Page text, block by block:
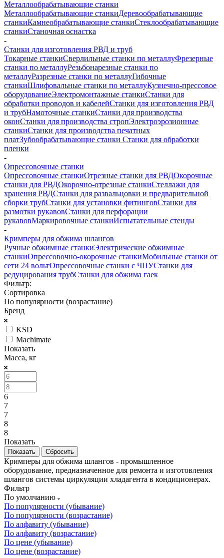
Металлообрабатывающие станки
Металлообрабатывающие станкиДеревообрабатывающие
станкиКамнеобрабатывающие станкиСтеклообрабатывающие
станкиСтаночная оснастка
-
Станки для изготовления РВД и труб
Токарные станкиСверлильные станки по металлуФрезерные
станки по металлуРезьбонарезные станки по
металлуРазрезные станки по металлуГибочные
станкиШлифовальные станки по металлуКузнечно-прессовое
оборудованиеЭлектромонтажные станкиСтанки для
обработки проводов и кабелейСтанки для изготовления РВД
и трубНамоточные станкиСтанки для производства
оконСтанки для производства стропЭлектроэрозионные
станкиСтанки для производства печатных
платЗубообрабатывающие станки Станки для обработки
пленки
-
Опрессовочные станки
Опрессовочные станкиОтрезные станки для РВДОкорочные
станки для РВДОкорочно-отрезные станкиСтеллажи для
хранения РВДСтанки для развальцовки и предварительной
сборки трубСтанки для установки фитинговСтанки для
размотки рукавовСтанки для перфорации
рукавовМаркировочные станкиИспытательные стенды
-
Кримперы для обжима шлангов
Ручные обжимные станкиЭлектрические обжимные
станкиОпрессовочно-окорочные станкиМобильные станки от
сети 24 вольтОпрессовочные станки с ЧПУСтанки для
редуцирования трубСтанки для обжима гаек
Фильтр:
Сортировка
По популярности (возрастание)
Бренд
KSD
Machimate
Показать
Масса, кг
6
7
7
8
8
Показать
Сбросить
Кримперы для обжима шлангов - промышленное
оборудование, предназначенное для ремонта и изготовления
шлангов системы циркуляции хладагента в кондиционерах.
Фильтр
По умолчанию
По популярности (убывание)
По популярности (возрастание)
По алфавиту (убывание)
По алфавиту (возрастание)
По цене (убывание)
По цене (возрастание)